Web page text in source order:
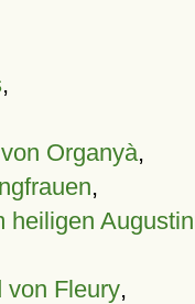
,
Organyà,
,
heiligen
von Fleury,